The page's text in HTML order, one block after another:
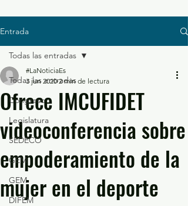
Entrada
Todas las entradas
Congreso
Legislatura
SEDECO
GEM
GEM
DIFEM
Todas las entradas
Ofrece IMCUFIDET
videoconferencia sobre
empoderamiento de la
mujer en el deporte
#LaNoticiaEs
3 jun 2020 2 min de lectura